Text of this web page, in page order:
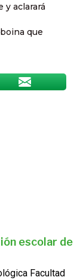
aclarará
que
escolar de
Facultad